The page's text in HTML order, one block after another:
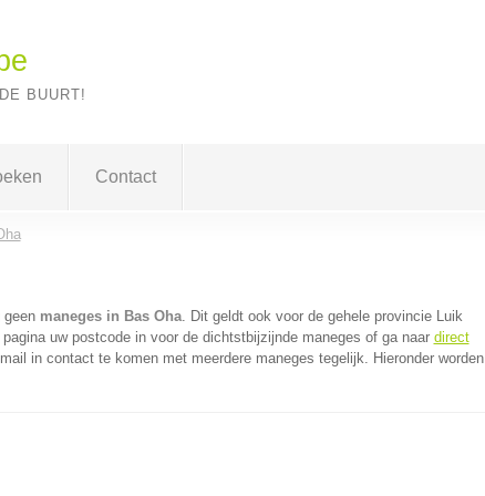
BUURT!
Contact
geen maneges in Bas Oha. Dit geldt ook voor de gehele provincie Luik
uw postcode in voor de dichtstbijzijnde maneges of ga naar direct
in contact te komen met meerdere maneges tegelijk. Hieronder worden